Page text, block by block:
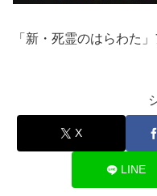
「新・死霊のはらわた
X
LINE